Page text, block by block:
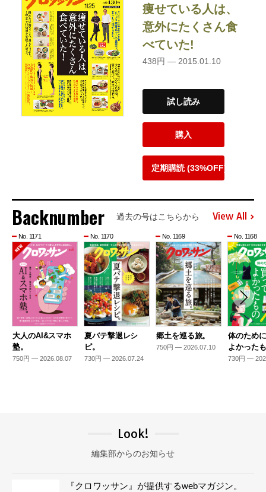
痩せている人は、
意外にたくさん食
べていた!
438円 — 2015.01.10
試し読み
購入
定期購読 (33%OFF)
Backnumber 過去の号はこちらから View All
No. 1171
大人のAI&スマホ
塾。
750円 — 2026.08.07
No. 1170
夏バテ撃退レシ
ピ。
730円 — 2026.07.24
No. 1169
郷土を巡る旅。
750円 — 2026.07.10
No. 1168
体のため
よかった
730円 —
Look!
編集部からのお知らせ
『クロワッサン』が提供するwebマガジン。